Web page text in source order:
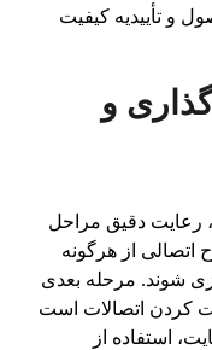
و تأییدیه کیفیت
و
رعایت دقیق مراحل
اتصالی از هرگونه
شوند. مرحله بعدی
کردن اتصالات است
استفاده از